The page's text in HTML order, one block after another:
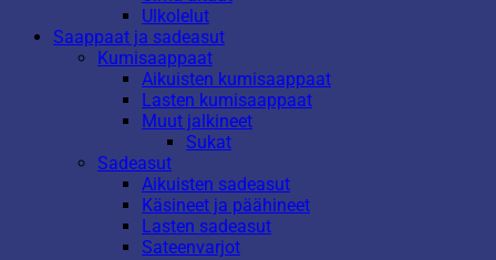
Ulkolelut
Saappaat ja sadeasut
Kumisaappaat
Aikuisten kumisaappaat
Lasten kumisaappaat
Muut jalkineet
Sukat
Sadeasut
Aikuisten sadeasut
Käsineet ja päähineet
Lasten sadeasut
Sateenvarjot